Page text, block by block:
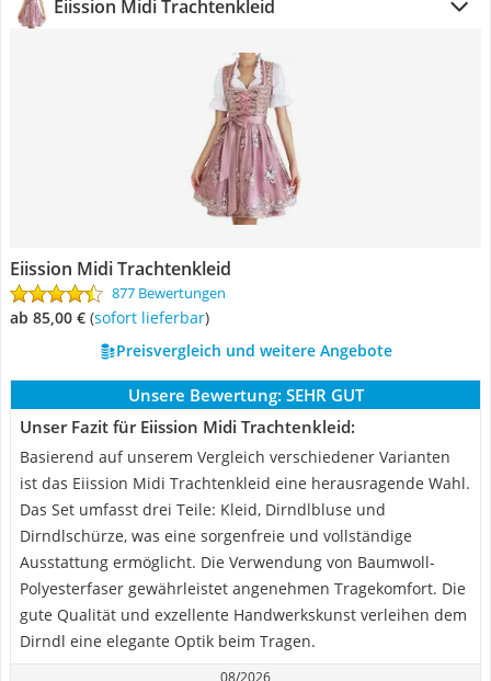
Eiission Midi Trachtenkleid
Eiission Midi Trachtenkleid
877 Bewertungen
ab 85,00 € ( Sofort lieferbar)
Preisvergleich und weitere Angebote
Unsere Bewertung: SEHR GUT
Unser Fazit für Eiission Midi Trachtenkleid:
Basierend auf unserem Vergleich verschiedener Varianten
ist das Eiission Midi Trachtenkleid eine herausragende Wahl.
Das Set umfasst drei Teile: Kleid, Dirndlbluse und
Dirndlschürze, was eine sorgenfreie und vollständige
Ausstattung ermöglicht. Die Verwendung von Baumwoll-
Polyesterfaser gewährleistet angenehmen Tragekomfort. Die
gute Qualität und exzellente Handwerkskunst verleihen dem
Dirndl eine elegante Optik beim Tragen.
08/2026